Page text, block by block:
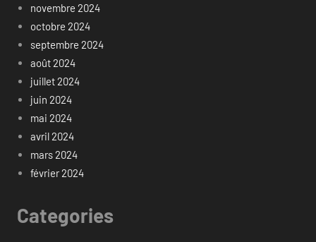
novembre 2024
octobre 2024
septembre 2024
août 2024
juillet 2024
juin 2024
mai 2024
avril 2024
mars 2024
février 2024
Categories